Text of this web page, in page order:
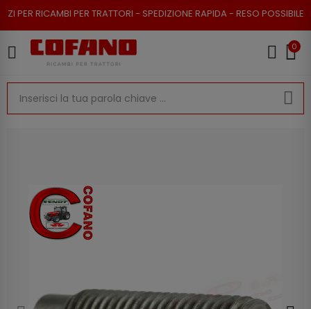
RICAMBI PER TRATTORI - SPEDIZIONE RAPIDA - RESO POSSIBILE
0